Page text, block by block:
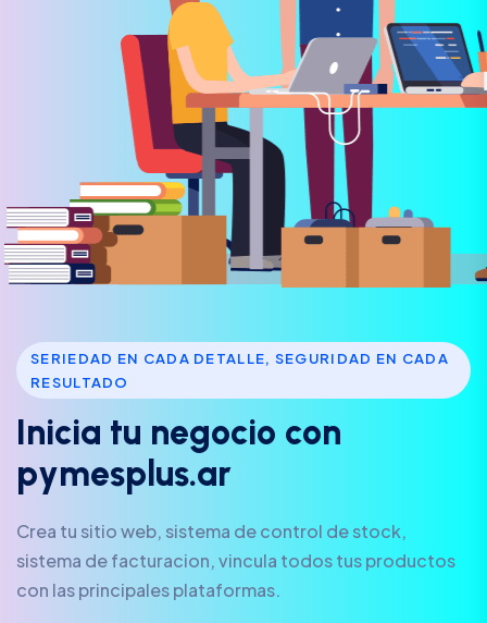
SERIEDAD EN CADA DETALLE, SEGURIDAD EN CADA
RESULTADO
Inicia tu negocio con
pymesp us.ar
Crea tu sitio web, sistema de control de stock,
sistema de facturacion, vincula todos tus productos
con las principales plataformas.